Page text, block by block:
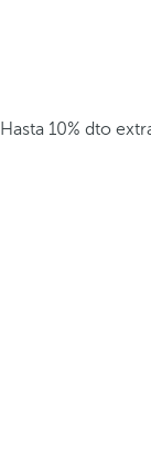
Hasta 10% dto